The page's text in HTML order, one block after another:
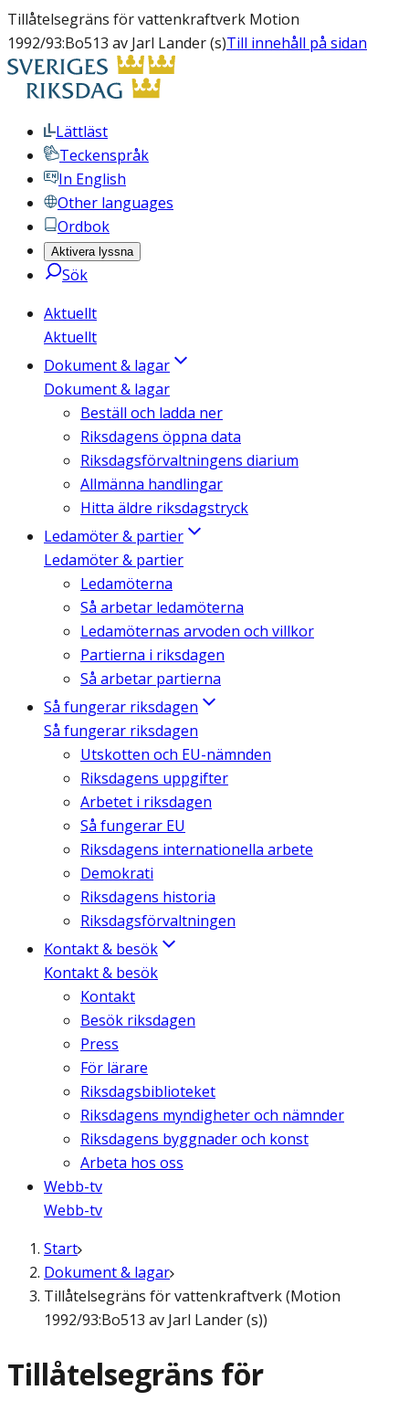
Tillåtelsegräns för vattenkraftverk Motion
1992/93:Bo513 av Jarl Lander (s)Till innehåll på sidan
Lättläst
Teckenspråk
In English
Other languages
Ordbok
Aktivera lyssna
Sök
Aktuellt
Aktuellt
Dokument & lagar
Dokument & lagar
Beställ och ladda ner
Riksdagens öppna data
Riksdagsförvaltningens diarium
Allmänna handlingar
Hitta äldre riksdagstryck
Ledamöter & partier
Ledamöter & partier
Ledamöterna
Så arbetar ledamöterna
Ledamöternas arvoden och villkor
Partierna i riksdagen
Så arbetar partierna
Så fungerar riksdagen
Så fungerar riksdagen
Utskotten och EU-nämnden
Riksdagens uppgifter
Arbetet i riksdagen
Så fungerar EU
Riksdagens internationella arbete
Demokrati
Riksdagens historia
Riksdagsförvaltningen
Kontakt & besök
Kontakt & besök
Kontakt
Besök riksdagen
Press
För lärare
Riksdagsbiblioteket
Riksdagens myndigheter och nämnder
Riksdagens byggnader och konst
Arbeta hos oss
Webb-tv
Webb-tv
Start
Dokument & lagar
Tillåtelsegräns för vattenkraftverk (Motion
1992/93:Bo513 av Jarl Lander (s))
Tillåtelsegräns för